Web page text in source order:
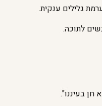
גלילים ענקית.
לתוכה.
בעיננו".